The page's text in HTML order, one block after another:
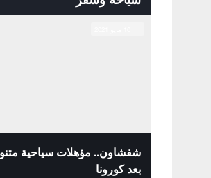
شفشاون.. مؤهلات سياحية
بعد كورونا